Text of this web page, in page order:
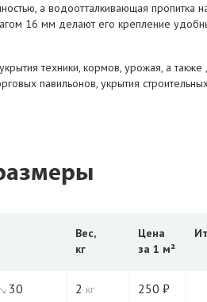
а водоотталкивающая пропитка
16 мм делают его крепление
техники, кормов, урожая, а
павильонов, укрытия
Вес,
кг
Цена
за 1 м²
30 2 кг 250 ₽